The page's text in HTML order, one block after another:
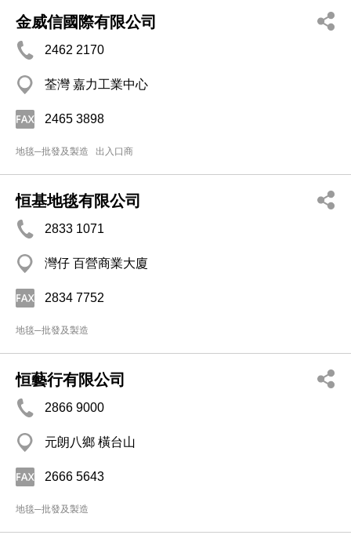
金威信國際有限公司
2462 2170
荃灣 嘉力工業中心
2465 3898
地毯─批發及製造 出入口商
恒基地毯有限公司
2833 1071
灣仔 百營商業大廈
2834 7752
地毯─批發及製造
恒藝行有限公司
2866 9000
元朗八鄉 橫台山
2666 5643
地毯─批發及製造